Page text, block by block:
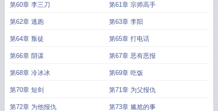
第60章 李三刀 第61章 宗师高手
第62章 逃跑 第63章 李阳
第64章 叛徒 第65章 打电话
第66章 阴谋 第67章 恶有恶报
第68章 冷冰冰 第69章 吃饭
第70章 短剑 第71章 为父报仇
第72章 为他报仇 第73章 尴尬的事